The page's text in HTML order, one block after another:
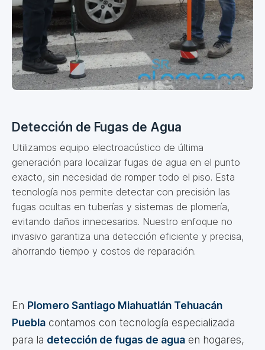
Detección de Fugas de Agua
Utilizamos equipo electroacústico de última
generación para localizar fugas de agua en el punto
exacto, sin necesidad de romper todo el piso. Esta
tecnología nos permite detectar con precisión las
fugas ocultas en tuberías y sistemas de plomería,
evitando daños innecesarios. Nuestro enfoque no
invasivo garantiza una detección eficiente y precisa,
ahorrando tiempo y costos de reparación.
En Plomero Santiago Miahuatlán Tehuacán
Puebla contamos con tecnología especializada
para la detección de fugas de agua en hogares,